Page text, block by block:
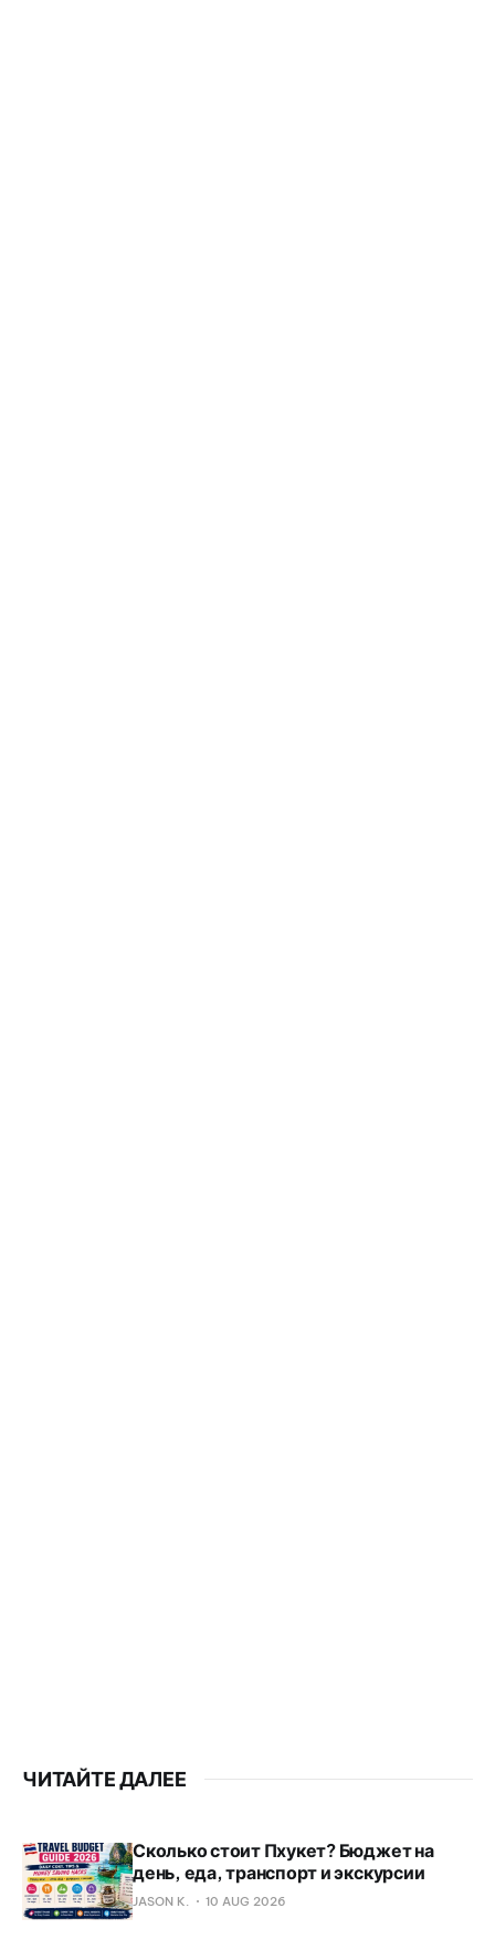
ЧИТАЙТЕ ДАЛЕЕ
Сколько стоит Пхукет? Бюджет на
день, еда, транспорт и экскурсии
JASON K. 10 AUG 2026